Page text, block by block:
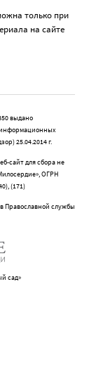
только при
на сайте
выдано
информационных
25.04.2014 г.
сайт для сбора не
ОГРН
(171)
Православной службы
сад»